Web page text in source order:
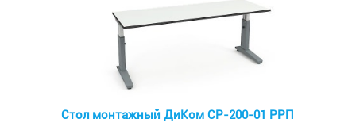
Cтол монтажный ДиКом СР-200-01 РРП